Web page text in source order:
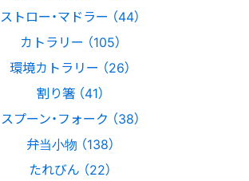
ストロー・マドラー （44）
カトラリー （105）
環境カトラリー （26）
割り箸 （41）
スプーン・フォーク （38）
弁当小物 （138）
たれびん （22）